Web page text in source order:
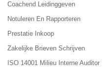
Coachend Leidinggeven
Notuleren En Rapporteren
Prestatie Inkoop
Zakelijke Brieven Schrijven
ISO 14001 Milieu Interne Auditor